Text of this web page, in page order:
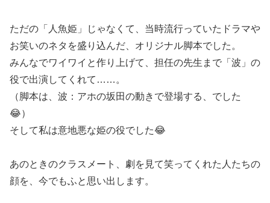
ただの「人魚姫」じゃなくて、当時流行っていたドラマや
お笑いのネタを盛り込んだ、オリジナル脚本でした。
みんなでワイワイと作り上げて、担任の先生まで「波」の
役で出演してくれて……。
（脚本は、波：アホの坂田の動きで登場する、でした
😂）
そして私は意地悪な姫の役でした😂
あのときのクラスメート、劇を見て笑ってくれた人たちの
顔を、今でもふと思い出します。